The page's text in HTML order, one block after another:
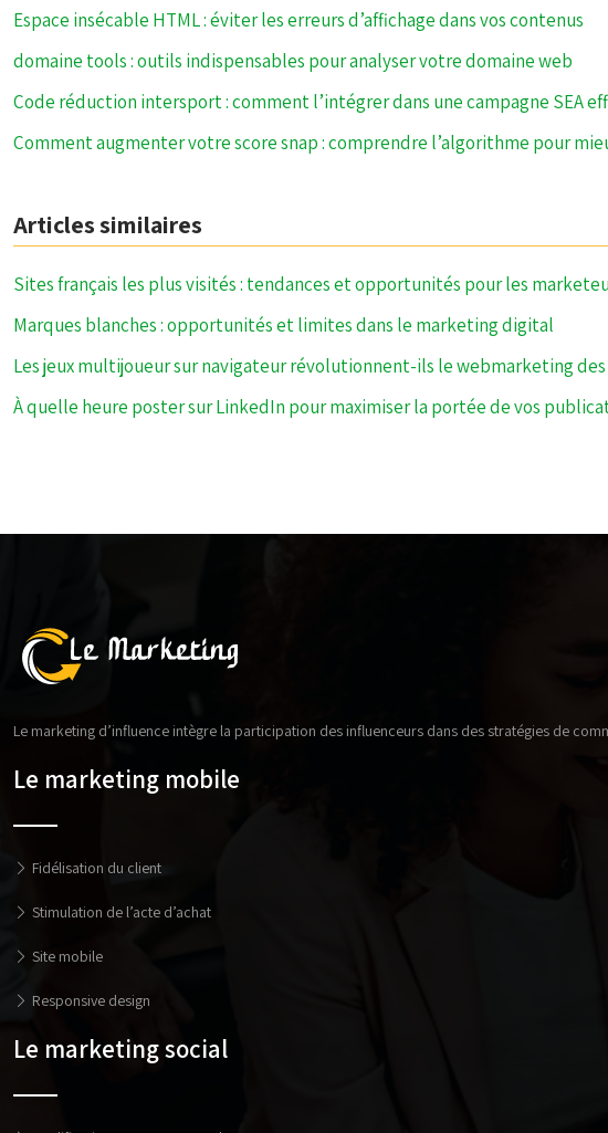
Espace insécable HTML : éviter les erreurs d’affichage dans vos contenus
domaine tools : outils indispensables pour analyser votre domaine web
Code réduction intersport : comment l’intégrer dans une campagne SEA
Comment augmenter votre score snap : comprendre l’algorithme pour
Articles similaires
Sites français les plus visités : tendances et opportunités pour les
Marques blanches : opportunités et limites dans le marketing digital
Les jeux multijoueur sur navigateur révolutionnent-ils le webmarketing des
À quelle heure poster sur LinkedIn pour maximiser la portée de vos
Le marketing d’influence intègre la participation des influenceurs dans des stratégies de
Le marketing mobile
Fidélisation du client
Stimulation de l’acte d’achat
Site mobile
Responsive design
Le marketing social